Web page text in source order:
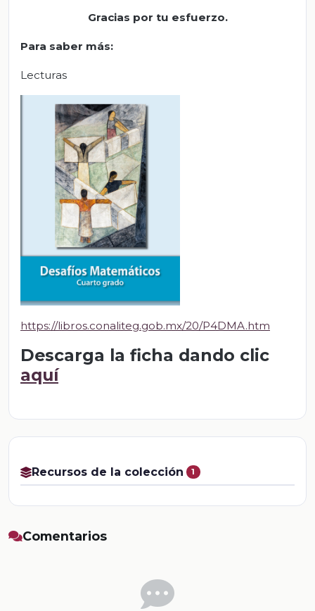
Gracias por tu esfuerzo.
Para saber más:
Lecturas
https://libros.conaliteg.gob.mx/20/P4DMA.htm
Descarga la ficha dando clic
aquí
Recursos de la colección 1
Comentarios